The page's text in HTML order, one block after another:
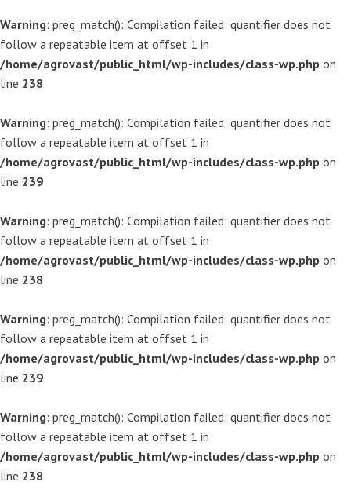
Warning: preg_match(): Compilation failed: quantifier does not
follow a repeatable item at offset 1 in
/home/agrovast/public_html/wp-includes/class-wp.php on
line 238
Warning: preg_match(): Compilation failed: quantifier does not
follow a repeatable item at offset 1 in
/home/agrovast/public_html/wp-includes/class-wp.php on
line 239
Warning: preg_match(): Compilation failed: quantifier does not
follow a repeatable item at offset 1 in
/home/agrovast/public_html/wp-includes/class-wp.php on
line 238
Warning: preg_match(): Compilation failed: quantifier does not
follow a repeatable item at offset 1 in
/home/agrovast/public_html/wp-includes/class-wp.php on
line 239
Warning: preg_match(): Compilation failed: quantifier does not
follow a repeatable item at offset 1 in
/home/agrovast/public_html/wp-includes/class-wp.php on
line 238